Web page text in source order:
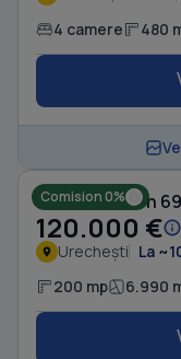
4 camere 480
Comision 0%
Casă cu Teren
120.000 €
Urechești La
200 mp 6.990